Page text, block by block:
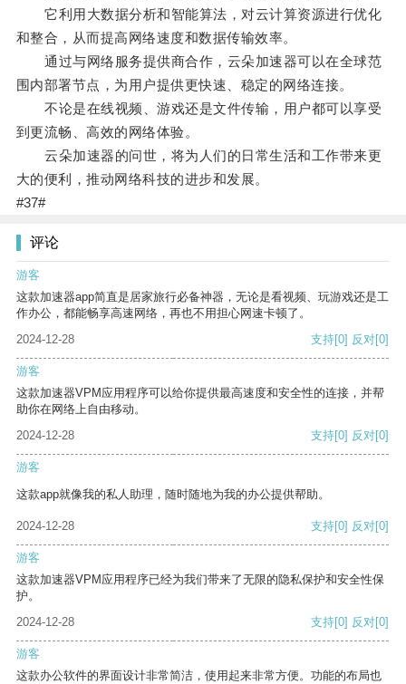
它利用大数据分析和智能算法，对云计算资源进行优化
和整合，从而提高网络速度和数据传输效率。
通过与网络服务提供商合作，云朵加速器可以在全球范
围内部署节点，为用户提供更快速、稳定的网络连接。
不论是在线视频、游戏还是文件传输，用户都可以享受
到更流畅、高效的网络体验。
云朵加速器的问世，将为人们的日常生活和工作带来更
大的便利，推动网络科技的进步和发展。
#37#
评论
游客
这款加速器app简直是居家旅行必备神器，无论是看视频、玩游戏还是工
作办公，都能畅享高速网络，再也不用担心网速卡顿了。
2024-12-28
支持[0] 反对[0]
游客
这款加速器VPM应用程序可以给你提供最高速度和安全性的连接，并帮
助你在网络上自由移动。
2024-12-28
支持[0] 反对[0]
游客
这款app就像我的私人助理，随时随地为我的办公提供帮助。
2024-12-28 支持[0] 反对[0]
游客
这款加速器VPM应用程序已经为我们带来了无限的隐私保护和安全性保
护。
2024-12-28
支持[0] 反对[0]
游客
这款办公软件的界面设计非常简洁，使用起来非常方便。功能的布局也